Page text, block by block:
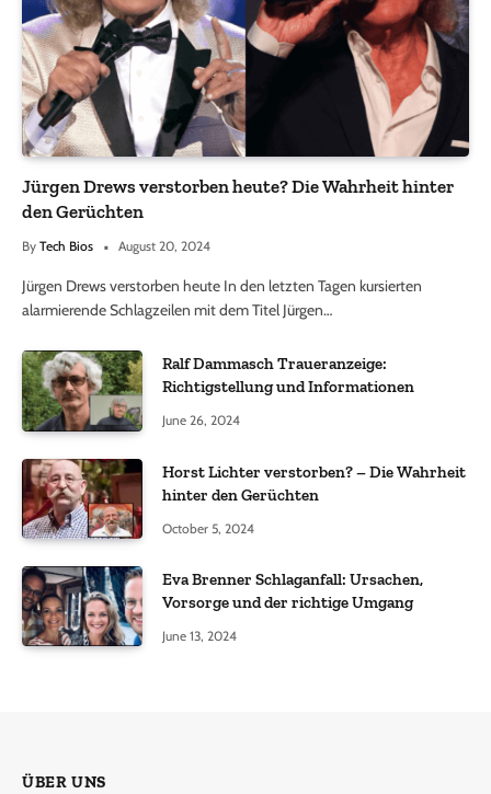
Jürgen Drews verstorben heute? Die Wahrheit hinter
den Gerüchten
By Tech Bios August 20, 2024
Jürgen Drews verstorben heute In den letzten Tagen kursierten
alarmierende Schlagzeilen mit dem Titel Jürgen…
Ralf Dammasch Traueranzeige:
Richtigstellung und Informationen
June 26, 2024
Horst Lichter verstorben? – Die Wahrheit
hinter den Gerüchten
October 5, 2024
Eva Brenner Schlaganfall: Ursachen,
Vorsorge und der richtige Umgang
June 13, 2024
ÜBER UNS